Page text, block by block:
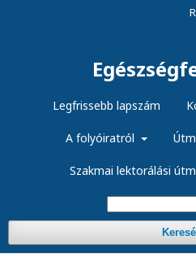
Legfrissebb lapszám
A folyóiratról
Szakmai lektorálási